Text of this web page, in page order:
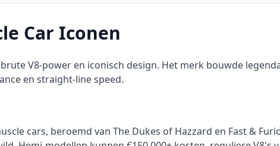
Car Iconen
V8-power en iconisch design. Het merk bouwde
en straight-line speed.
cars, beroemd van The Dukes of Hazzard en Fast &